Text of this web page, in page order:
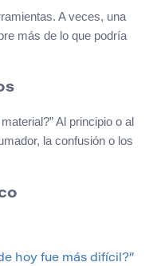
A veces, una
más de lo que podría
Al principio o al
la confusión o los
hoy fue más difícil?”